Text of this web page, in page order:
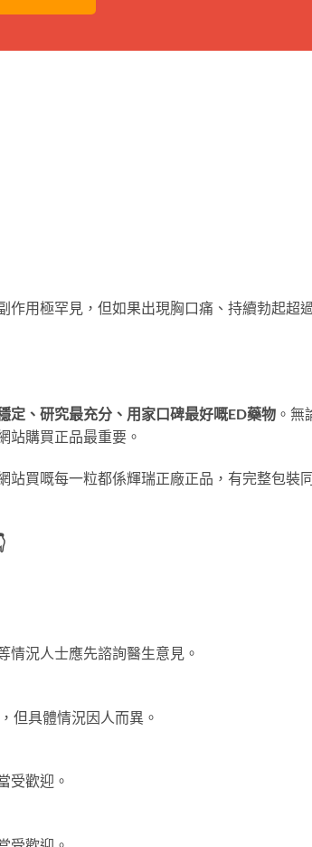
作用極罕見，但如果出現胸口痛、持續勃起超
定、研究最充分、用家口碑最好嘅ED藥物 。無
站購買正品最重要。
站買嘅每一粒都係輝瑞正廠正品，有完整包裝
情況人士應先諮詢醫生意見。
但具體情況因人而異。
受歡迎。